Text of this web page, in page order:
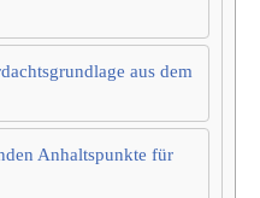
aus dem
Anhaltspunkte für